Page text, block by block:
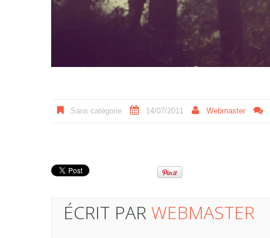
Sans catégorie 14/07/2011 Webmaster
ÉCRIT PAR WEBMASTER